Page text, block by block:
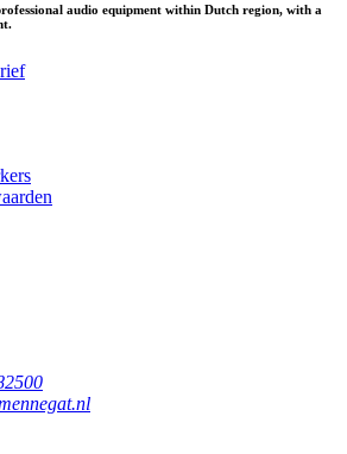
audio equipment within Dutch region, with a